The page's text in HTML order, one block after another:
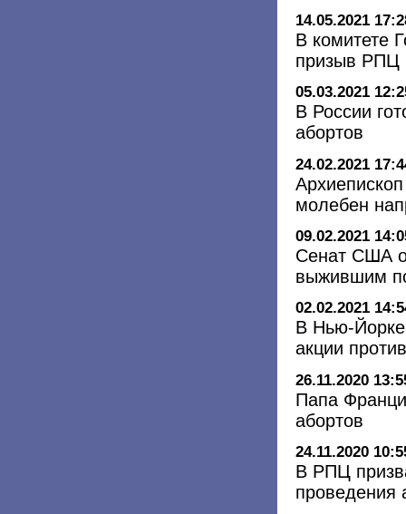
14.05.2021
В комитете
призыв РПЦ
05.03.2021
В России
абортов
24.02.2021
молебен
09.02.2021
Сенат США
выжившим
02.02.2021
В Нью-
акции
26.11.2020
Папа
абортов
24.11.2020
В РПЦ
проведения